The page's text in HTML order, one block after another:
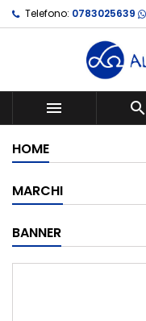
Telefono: 0783025639
 
HOME
MARCHI
BANNER